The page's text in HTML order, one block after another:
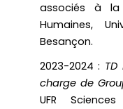
associés à la
Humaines,
Besançon.
2023-2024 :
charge de
UFR